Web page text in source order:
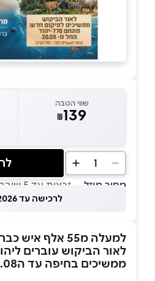
שווי הטבה
₪139
1
מחיר מוזל — זכאות עד 5 שוברים לחודש קלנדרי
לרכישה עד 31.08.2026
למעלה מ55 אלף איש כבר ביקרו ונהנו!
לאור הביקוש עוברים ליהוד
ממשיכים בחיפה עד ה15.08